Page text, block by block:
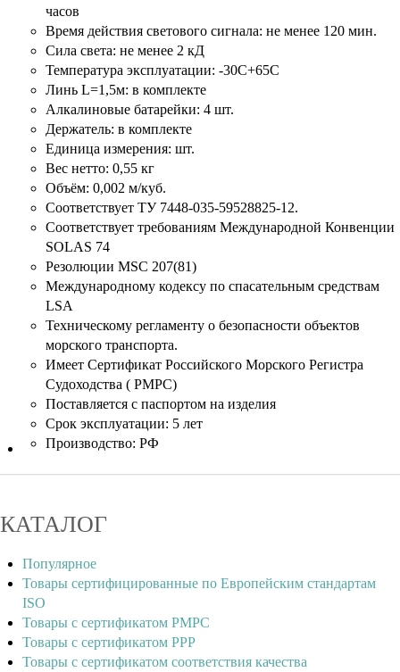
часов
Время действия светового сигнала: не менее 120 мин.
Сила света: не менее 2 кД
Температура эксплуатации: -30С+65С
Линь L=1,5м: в комплекте
Алкалиновые батарейки: 4 шт.
Держатель: в комплекте
Единица измерения: шт.
Вес нетто: 0,55 кг
Объём: 0,002 м/куб.
Соответствует ТУ 7448-035-59528825-12.
Соответствует требованиям Международной Конвенции
SOLAS 74
Резолюции MSC 207(81)
Международному кодексу по спасательным средствам
LSA
Техническому регламенту о безопасности объектов
морского транспорта.
Имеет Сертификат Российского Морского Регистра
Судоходства ( РМРС)
Поставляется с паспортом на изделия
Срок эксплуатации: 5 лет
Производство: РФ
КАТАЛОГ
Популярное
Товары сертифицированные по Европейским стандартам
ISO
Товары с сертификатом РМРС
Товары с сертификатом РРР
Товары с сертификатом соответствия качества